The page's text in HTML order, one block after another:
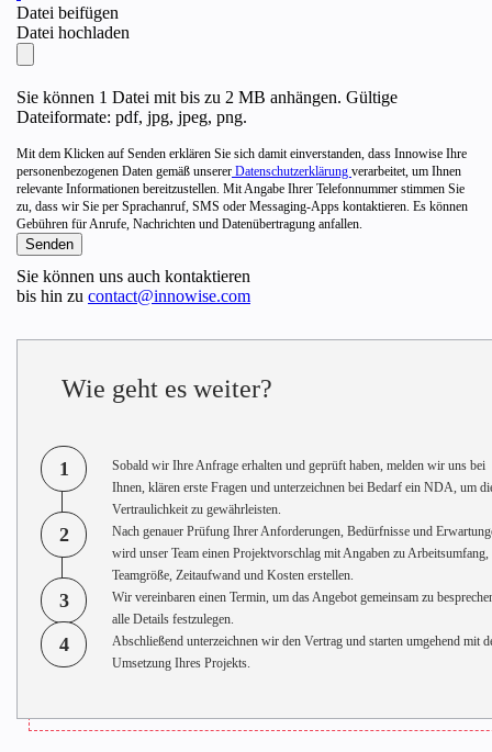
Datei beifügen
Datei hochladen
Sie können 1 Datei mit bis zu 2 MB anhängen. Gültige
Dateiformate: pdf, jpg, jpeg, png.
Mit dem Klicken auf Senden erklären Sie sich damit einverstanden, dass Innowise Ihre
personenbezogenen Daten gemäß unserer Datenschutzerklärung verarbeitet, um Ihnen
relevante Informationen bereitzustellen. Mit Angabe Ihrer Telefonnummer stimmen Sie
zu, dass wir Sie per Sprachanruf, SMS oder Messaging-Apps kontaktieren. Es können
Gebühren für Anrufe, Nachrichten und Datenübertragung anfallen.
Sie können uns auch kontaktieren
bis hin zu contact@innowise.com
Wie geht es weiter?
1
Sobald wir Ihre Anfrage erhalten und geprüft haben, melden wir uns bei
Ihnen, klären erste Fragen und unterzeichnen bei Bedarf ein NDA, um
Vertraulichkeit zu gewährleisten.
2
Nach genauer Prüfung Ihrer Anforderungen, Bedürfnisse und
wird unser Team einen Projektvorschlag mit Angaben zu Arbeitsumfang,
Teamgröße, Zeitaufwand und Kosten erstellen.
3
Wir vereinbaren einen Termin, um das Angebot gemeinsam zu
alle Details festzulegen.
4
Abschließend unterzeichnen wir den Vertrag und starten umgehend mit
Umsetzung Ihres Projekts.